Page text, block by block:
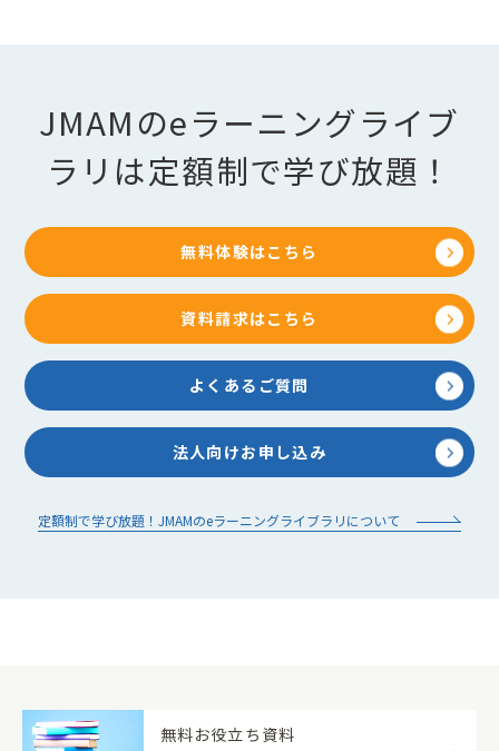
JMAMのeラーニングライブ
ラリは定額制で学び放題！
無料体験はこちら
資料請求はこちら
よくあるご質問
法人向けお申し込み
定額制で学び放題！JMAMのeラーニングライブラリについて
無料お役立ち資料